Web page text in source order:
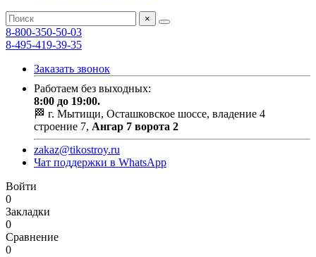
×
8-800-350-50-03
8-495-419-39-35
Заказать звонок
Работаем без выходных:
8:00 до 19:00.
🏁 г. Мытищи, Осташковское шоссе, владение 4
строение 7, Ангар 7 ворота 2
zakaz@tikostroy.ru
Чат поддержки в WhatsApp
Войти
0
Закладки
0
Сравнение
0